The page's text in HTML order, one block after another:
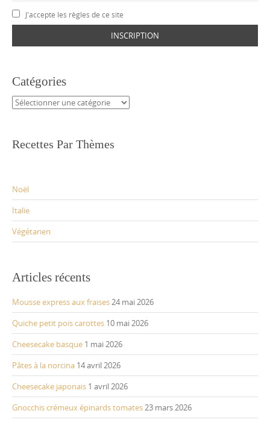
J'accepte les règles de ce site
Catégories
Catégories
Recettes Par Thèmes
Noël
Italie
Végétarien
Articles récents
Mousse express aux fraises24 mai 2026
Quiche petit pois carottes 10 mai 2026
Cheesecake basque 1 mai 2026
Pâtes à la norcina 14 avril 2026
Cheesecake japonais 1 avril 2026
Gnocchis crémeux épinards tomates23 mars 2026